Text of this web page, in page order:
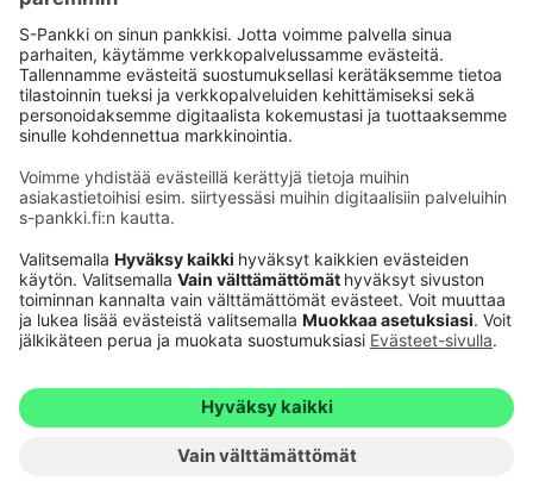
Käyttöehdot
Saavutettavuusseloste
Evästeet
Verkkopalvelujen käytön edellytykset